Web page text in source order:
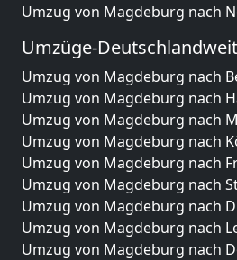
Umzug von Magdeburg nach
Umzüge-Deutschlandweit
Umzug von Magdeburg nach
Umzug von Magdeburg nach
Umzug von Magdeburg nach
Umzug von Magdeburg nach
Umzug von Magdeburg nach
Umzug von Magdeburg nach
Umzug von Magdeburg nach
Umzug von Magdeburg nach
Umzug von Magdeburg nach